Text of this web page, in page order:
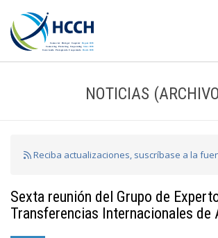
NOTICIAS
Reciba actualizaciones, suscríbase a la
Sexta reunión del Grupo de
Transferencias Internacionales de